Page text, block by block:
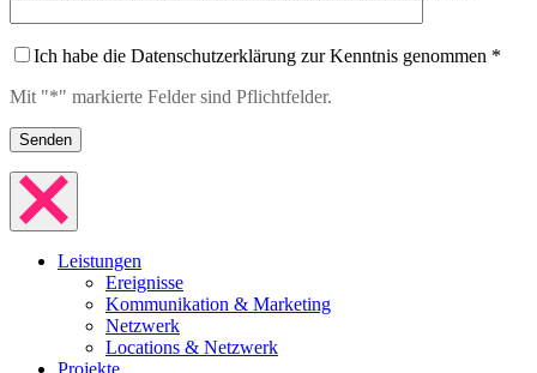
Ich habe die Datenschutzerklärung zur Kenntnis genommen *
Mit "*" markierte Felder sind Pflichtfelder.
Leistungen
Ereignisse
Kommunikation & Marketing
Netzwerk
Locations & Netzwerk